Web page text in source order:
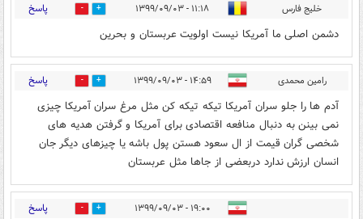
خلیج فارس ۱۱:۱۸ - ۱۳۹۹/۰۹/۰۳ 2 پاسخ
دشمن اصلی ما آمریکا نیست اولویت عربستان و بحرین
رامین محمدی ۱۴:۵۹ - ۱۳۹۹/۰۹/۰۳ 4 پاسخ
آدم ها را جلو سران آمریکا تیکه تیکه کن مثل مرغ سران آمریکا چیزی
نمی بینن به دنبال منافعه اقتصادی برای آمریکا و گرفتن هدیه های
شخصی گران قیمت از ال سعود هستن پول باشه یا چیزهای دیگر جان
انسان ارزش ندارد دربعضی از جاها مثل عربستان
۱۹:۰۰ - ۱۳۹۹/۰۹/۰۳ 2 پاسخ